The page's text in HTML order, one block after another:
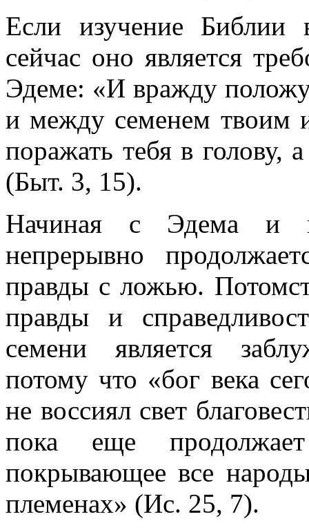
Если изучение Библии
сейчас оно является
Эдеме: «И вражду
и между семенем твоим
поражать тебя в голову,
(Быт. 3, 15).
Начиная с Эдема и
непрерывно
правды с ложью.
правды и
семени является
потому что «бог века
не воссиял свет
пока еще продолжает
покрывающее все
племенах» (Ис. 25, 7).